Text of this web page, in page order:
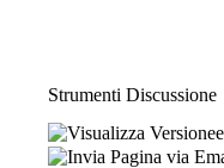
Strumenti Discussione